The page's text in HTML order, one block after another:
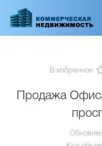
основному
В избранное
Продажа